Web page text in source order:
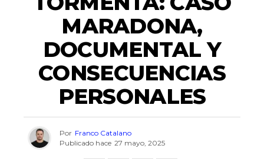
MARADONA,
DOCUMENTAL Y
CONSECUENCIAS
PERSONALES
Por Franco Catalano
Publicado hace 27 mayo, 2025